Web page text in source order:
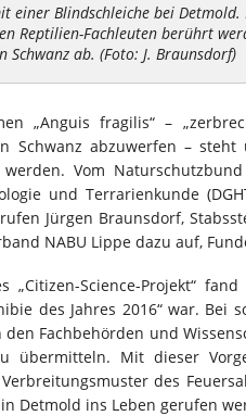
einer Blindschleiche bei Detmold.
Reptilien-Fachleuten berührt
Schwanz ab. (Foto: J. Braunsdorf)
„Anguis fragilis“ –
Schwanz abzuwerfen –
Vom
und Terrarienkunde
Jürgen Braunsdorf,
NABU Lippe dazu auf,
„Citizen-Science-Projekt“
des Jahres 2016“ war.
Fachbehörden und
übermitteln. Mit dieser
des
Detmold ins Leben gerufen